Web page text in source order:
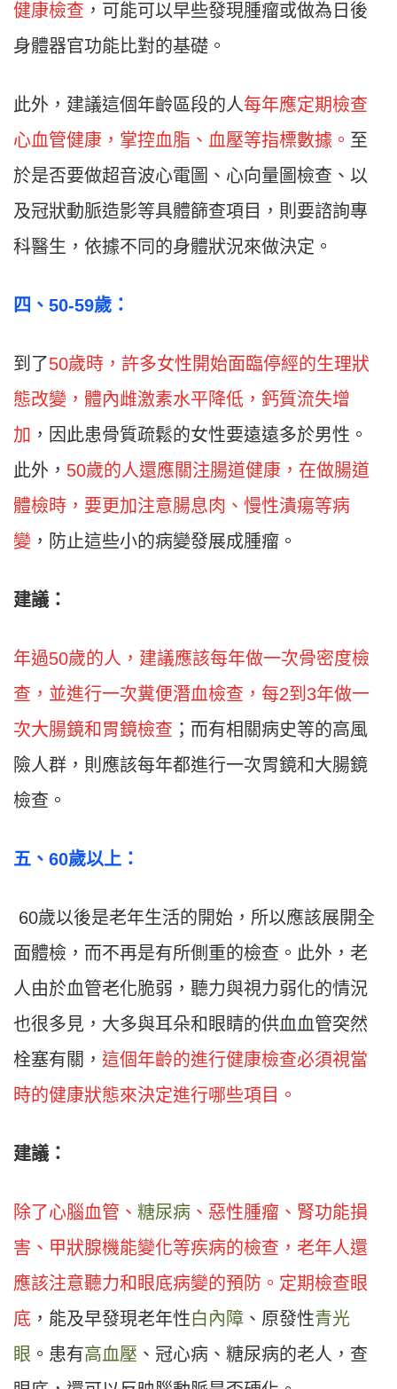
健康檢查 ，可能可以早些發現腫瘤或做為日後
身體器官功能比對的基礎。
此外，建議這個年齡區段的人每年應定期檢查
心血管健康，掌控血脂、血壓等指標數據。 至
於是否要做超音波心電圖、心向量圖檢查、以
及冠狀動脈造影等具體篩查項目，則要諮詢專
科醫生，依據不同的身體狀況來做決定。
四 、50-59歲：
到了50歲時，許多女性開始面臨停經的生理狀
態改變，體內雌激素水平降低，鈣質流失增
加 ，因此患骨質疏鬆的女性要遠遠多於男性。
此外， 50歲的人還應關注腸道健康，在做腸道
體檢時，要更加注意腸息肉、慢性潰瘍等病
變 ，防止這些小的病變發展成腫瘤。
建議：
年過50歲的人，建議應該每年做一次骨密度檢
查，並進行一次糞便潛血檢查，每2到3年做一
次大腸鏡和胃鏡檢查 ；而有相關病史等的高風
險人群，則應該每年都進行一次胃鏡和大腸鏡
檢查。
五 、60歲以上：
60歲以後是老年生活的開始，所以應該展開全
面體檢，而不再是有所側重的檢查。此外，老
人由於血管老化脆弱，聽力與視力弱化的情況
也很多見，大多與耳朵和眼睛的供血血管突然
栓塞有關， 這個年齡的進行健康檢查必須視當
時的健康狀態來決定進行哪些項目。
建議：
除了心腦血管、 糖尿病 、惡性腫瘤、腎功能損
害、甲狀腺機能變化等疾病的檢查，老年人還
應該注意聽力和眼底病變的預防。定期檢查眼
底 ，能及早發現老年性白內障 、原發性青光
眼 。患有高血壓 、冠心病、糖尿病的老人，查